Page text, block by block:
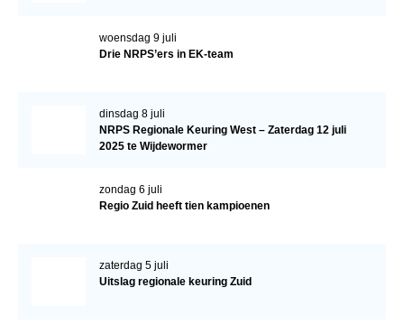
woensdag 9 juli
Drie NRPS’ers in EK-team
dinsdag 8 juli
NRPS Regionale Keuring West – Zaterdag 12 juli
2025 te Wijdewormer
zondag 6 juli
Regio Zuid heeft tien kampioenen
zaterdag 5 juli
Uitslag regionale keuring Zuid